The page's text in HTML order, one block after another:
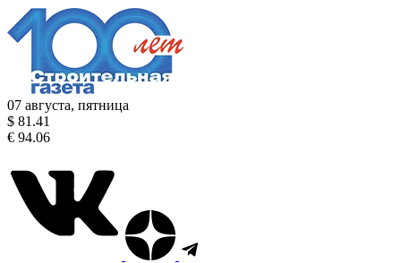
07 августа, пятница
$ 81.41
€ 94.06